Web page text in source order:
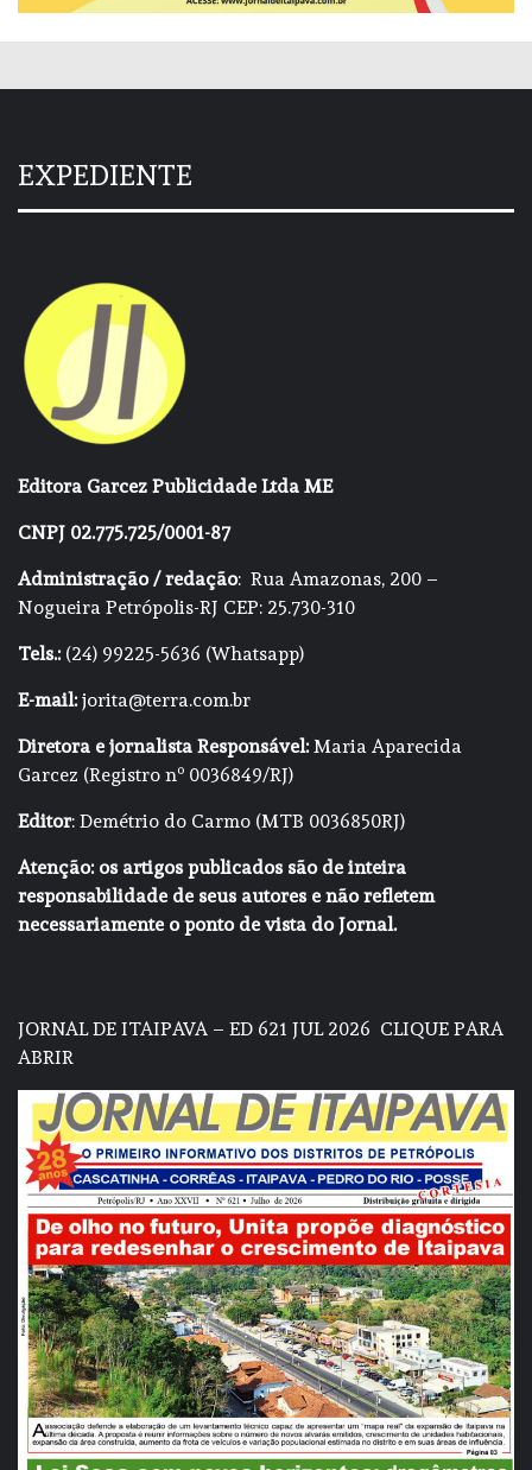
EXPEDIENTE
Editora Garcez Publicidade Ltda ME
CNPJ 02.775.725/0001-87
Administração / redação: Rua Amazonas, 200 –
Nogueira Petrópolis-RJ CEP: 25.730-310
Tels.:(24) 99225-5636 (Whatsapp)
E-mail:jorita@terra.com.br
Diretora e jornalista Responsável:Maria Aparecida
Garcez (Registro nº 0036849/RJ)
Editor: Demétrio do Carmo (MTB 0036850RJ)
Atenção: os artigos publicados são de inteira
responsabilidade de seus autores e não refletem
necessariamente o ponto de vista do Jornal.
JORNAL DE ITAIPAVA – ED 621 JUL 2026 CLIQUE PARA
ABRIR